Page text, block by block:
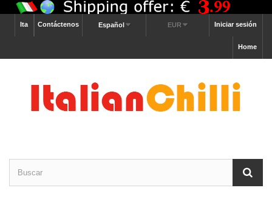
Iniciar sesión
EUR
Español
Contáctenos
Ita
Home